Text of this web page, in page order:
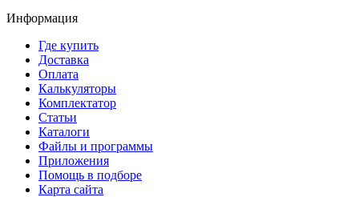
Информация
Где купить
Доставка
Оплата
Калькуляторы
Комплектатор
Статьи
Каталоги
Файлы и программы
Приложения
Помощь в подборе
Карта сайта